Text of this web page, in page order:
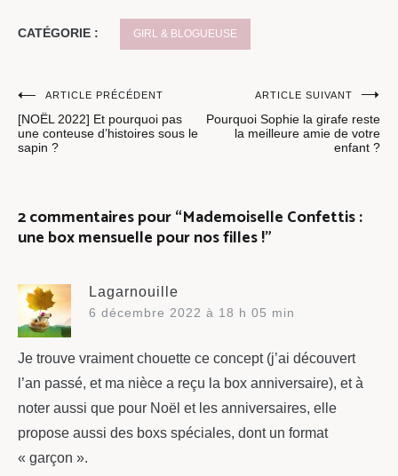
CATÉGORIE : GIRL & BLOGUEUSE
Navigation
de
ARTICLE PRÉCÉDENT
[NOËL 2022] Et pourquoi pas
une conteuse d’histoires sous le
sapin ?
ARTICLE SUIVANT
Pourquoi Sophie la girafe reste
la meilleure amie de votre
enfant ?
2 commentaires pour “Mademoiselle Confettis :
une box mensuelle pour nos filles !”
Lagarnouille
6 décembre 2022 à 18 h 05 min
Je trouve vraiment chouette ce concept (j’ai découvert
l’an passé, et ma nièce a reçu la box anniversaire), et à
noter aussi que pour Noël et les anniversaires, elle
propose aussi des boxs spéciales, dont un format
« garçon ».